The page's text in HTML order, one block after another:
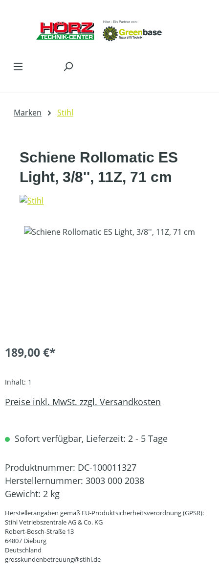
Marken Stihl
Schiene Rollomatic ES
Light, 3/8'', 11Z, 71 cm
Bildergalerie überspringen
189,00 €*
Inhalt: 1
Preise inkl. MwSt. zzgl. Versandkosten
Sofort verfügbar, Lieferzeit: 2 - 5 Tage
Produktnummer: DC-100011327
Herstellernummer: 3003 000 2038
Gewicht: 2 kg
Herstellerangaben gemäß EU-Produktsicherheitsverordnung (GPSR):
Stihl Vetriebszentrale AG & Co. KG
Robert-Bosch-Straße 13
64807 Dieburg
Deutschland
grosskundenbetreuung@stihl.de